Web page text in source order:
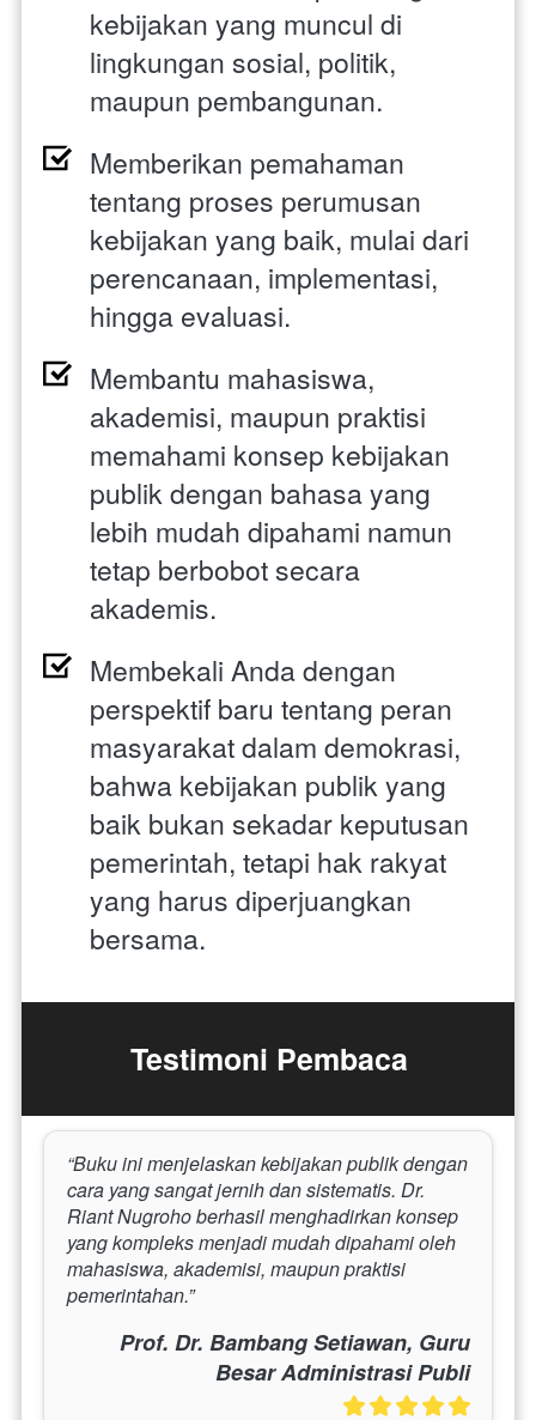
kebijakan yang muncul di
lingkungan sosial, politik,
maupun pembangunan.
Memberikan pemahaman
tentang proses perumusan
kebijakan yang baik, mulai dari
perencanaan, implementasi,
hingga evaluasi.
Membantu mahasiswa,
akademisi, maupun praktisi
memahami konsep kebijakan
publik dengan bahasa yang
lebih mudah dipahami namun
tetap berbobot secara
akademis.
Membekali Anda dengan
perspektif baru tentang peran
masyarakat dalam demokrasi,
bahwa kebijakan publik yang
baik bukan sekadar keputusan
pemerintah, tetapi hak rakyat
yang harus diperjuangkan
bersama.
Testimoni Pembaca
“Buku ini menjelaskan kebijakan publik dengan
cara yang sangat jernih dan sistematis. Dr.
Riant Nugroho berhasil menghadirkan konsep
yang kompleks menjadi mudah dipahami oleh
mahasiswa, akademisi, maupun praktisi
pemerintahan.”
Prof. Dr. Bambang Setiawan, Guru
Besar Administrasi Publi